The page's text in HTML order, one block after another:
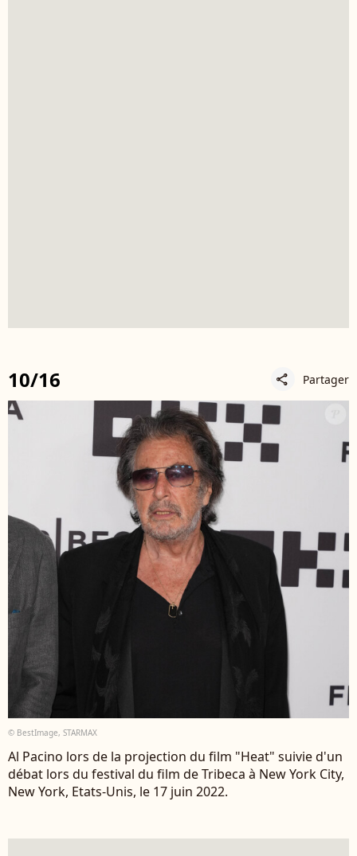
10/16 share Partager
© BestImage, STARMAX
Al Pacino lors de la projection du film "Heat" suivie d'un
débat lors du festival du film de Tribeca à New York City,
New York, Etats-Unis, le 17 juin 2022.